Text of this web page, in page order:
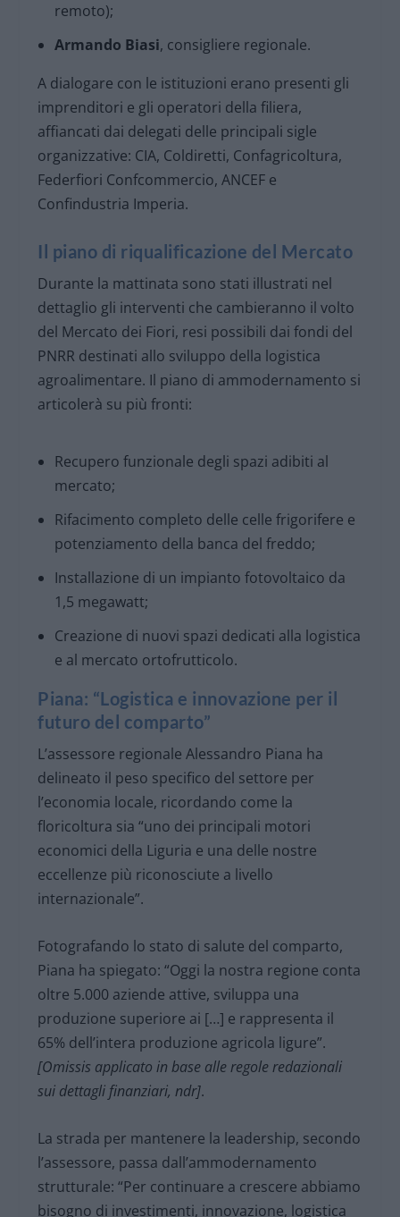
remoto);
Armando Biasi, consigliere regionale.
A dialogare con le istituzioni erano presenti gli
imprenditori e gli operatori della filiera,
affiancati dai delegati delle principali sigle
organizzative: CIA, Coldiretti, Confagricoltura,
Federfiori Confcommercio, ANCEF e
Confindustria Imperia.
Il piano di riqualificazione del Mercato
Durante la mattinata sono stati illustrati nel
dettaglio gli interventi che cambieranno il volto
del Mercato dei Fiori, resi possibili dai fondi del
PNRR destinati allo sviluppo della logistica
agroalimentare. Il piano di ammodernamento si
articolerà su più fronti:
Recupero funzionale degli spazi adibiti al
mercato;
Rifacimento completo delle celle frigorifere e
potenziamento della banca del freddo;
Installazione di un impianto fotovoltaico da
1,5 megawatt;
Creazione di nuovi spazi dedicati alla logistica
e al mercato ortofrutticolo.
Piana: “Logistica e innovazione per il
futuro del comparto”
L’assessore regionale Alessandro Piana ha
delineato il peso specifico del settore per
l’economia locale, ricordando come la
floricoltura sia “uno dei principali motori
economici della Liguria e una delle nostre
eccellenze più riconosciute a livello
internazionale”.
Fotografando lo stato di salute del comparto,
Piana ha spiegato: “Oggi la nostra regione conta
oltre 5.000 aziende attive, sviluppa una
produzione superiore ai […] e rappresenta il
65% dell’intera produzione agricola ligure”.
[Omissis applicato in base alle regole redazionali
sui dettagli finanziari, ndr].
La strada per mantenere la leadership, secondo
l’assessore, passa dall’ammodernamento
strutturale: “Per continuare a crescere abbiamo
bisogno di investimenti, innovazione, logistica